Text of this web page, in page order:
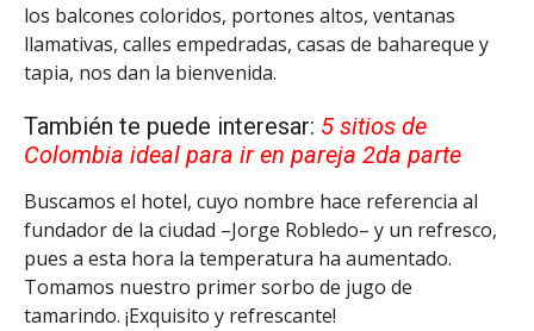
los balcones coloridos, portones altos, ventanas
llamativas, calles empedradas, casas de bahareque y
tapia, nos dan la bienvenida.
También te puede interesar: 5 sitios de
Colombia ideal para ir en pareja 2da parte
Buscamos el hotel, cuyo nombre hace referencia al
fundador de la ciudad –Jorge Robledo– y un refresco,
pues a esta hora la temperatura ha aumentado.
Tomamos nuestro primer sorbo de jugo de
tamarindo. ¡Exquisito y refrescante!